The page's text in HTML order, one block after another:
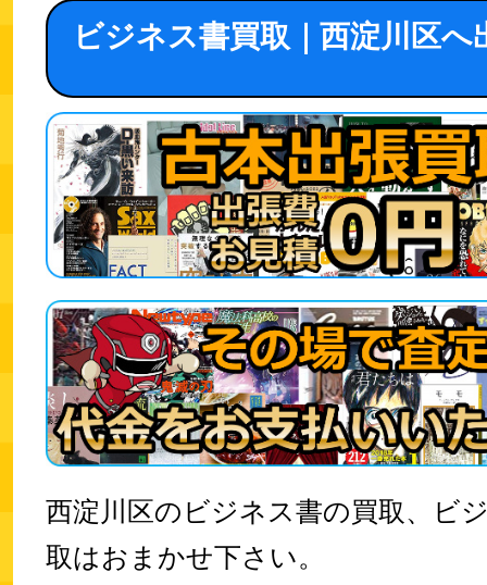
ビジネス書買取｜西淀川区へ
西淀川区のビジネス書の買取、ビ
取はおまかせ下さい。